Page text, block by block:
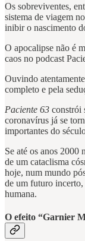
Os sobreviventes,
sistema de viagem
inibir o nascimento
O apocalipse não é
caos no podcast
Ouvindo
completo e pela
Paciente 63 constrói
coronavírus já se
importantes do
Se até os anos 2000
de um cataclisma
hoje, num mundo
de um futuro
humana.
O efeito “Garnier